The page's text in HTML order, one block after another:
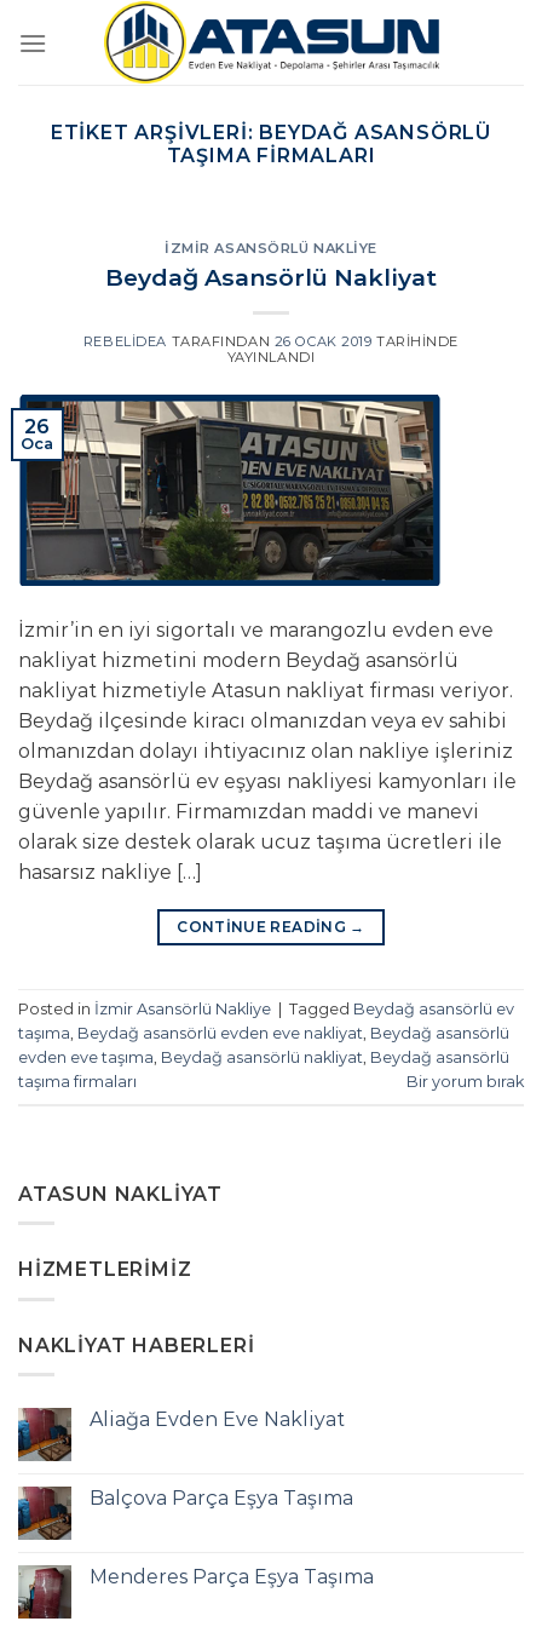
atla
ETIKET ARŞIVLERI: BEYDAĞ ASANSÖRLÜ
TAŞIMA FIRMALARI
İZMIR ASANSÖRLÜ NAKLIYE
Beydağ Asansörlü Nakliyat
REBELIDEA TARAFINDAN 26 OCAK 2019 TARIHINDE
YAYINLANDI
26
Oca
İzmir’in en iyi sigortalı ve marangozlu evden eve
nakliyat hizmetini modern Beydağ asansörlü
nakliyat hizmetiyle Atasun nakliyat firması veriyor.
Beydağ ilçesinde kiracı olmanızdan veya ev sahibi
olmanızdan dolayı ihtiyacınız olan nakliye işleriniz
Beydağ asansörlü ev eşyası nakliyesi kamyonları ile
güvenle yapılır. Firmamızdan maddi ve manevi
olarak size destek olarak ucuz taşıma ücretleri ile
hasarsız nakliye […]
CONTINUE READING →
Posted in İzmir Asansörlü Nakliye Tagged Beydağ asansörlü ev
taşıma Beydağ asansörlü evden eve nakliyat Beydağ asansörlü
evden eve taşıma Beydağ asansörlü nakliyat Beydağ asansörlü
taşıma firmaları
Bir yorum bırak
ATASUN NAKLIYAT
HIZMETLERIMIZ
NAKLIYAT HABERLERI
Aliağa Evden Eve Nakliyat
Balçova Parça Eşya Taşıma
Menderes Parça Eşya Taşıma